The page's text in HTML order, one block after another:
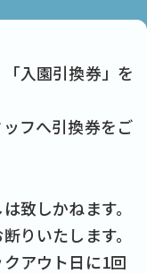
入園引換券」を
フへ引換券をご
致しかねます。
りいたします。
アウト日に1回